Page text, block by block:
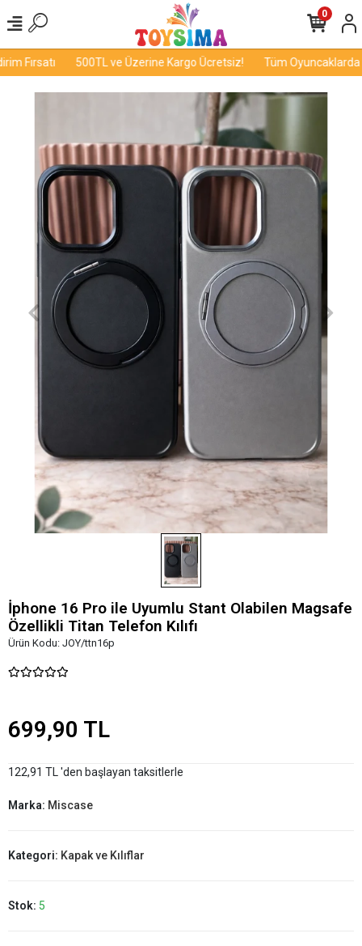
Fırsatı 500TL ve Üzerine Kargo Ücretsiz! Tüm Oyuncaklarda
0
İphone 16 Pro ile Uyumlu Stant Olabilen Magsafe
Özellikli Titan Telefon Kılıfı
Ürün Kodu: JOY/ttn16p
699,90 TL
122,91 TL 'den başlayan taksitlerle
Marka: Miscase
Kategori: Kapak ve Kılıflar
Stok: 5